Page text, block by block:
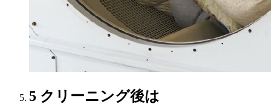
5 クリーニング後は